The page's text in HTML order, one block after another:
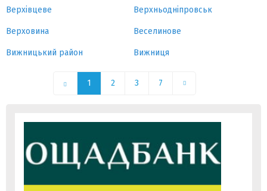
Верхівцеве Верхньодніпровськ
Верховина Веселинове
Вижницький район Вижниця
1 2 3 7